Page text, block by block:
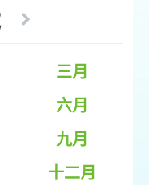
三月
六月
九月
十二月